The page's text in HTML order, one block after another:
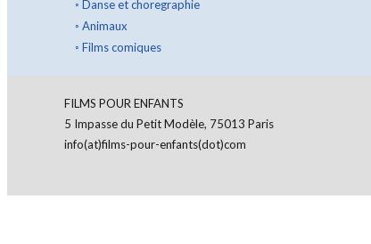
◦ Danse et choregraphie
◦ Animaux
◦ Films comiques
FILMS POUR ENFANTS
5 Impasse du Petit Modèle, 75013 Paris
info(at)films-pour-enfants(dot)com